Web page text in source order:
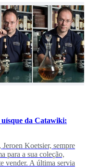
uísque da Catawiki:
Koetsier, sempre
para a sua coleção,
vender. A última servia